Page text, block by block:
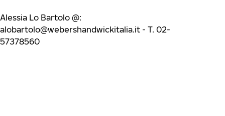
Alessia Lo Bartolo @:
alobartolo@webershandwickitalia.it - T. 02-
57378560